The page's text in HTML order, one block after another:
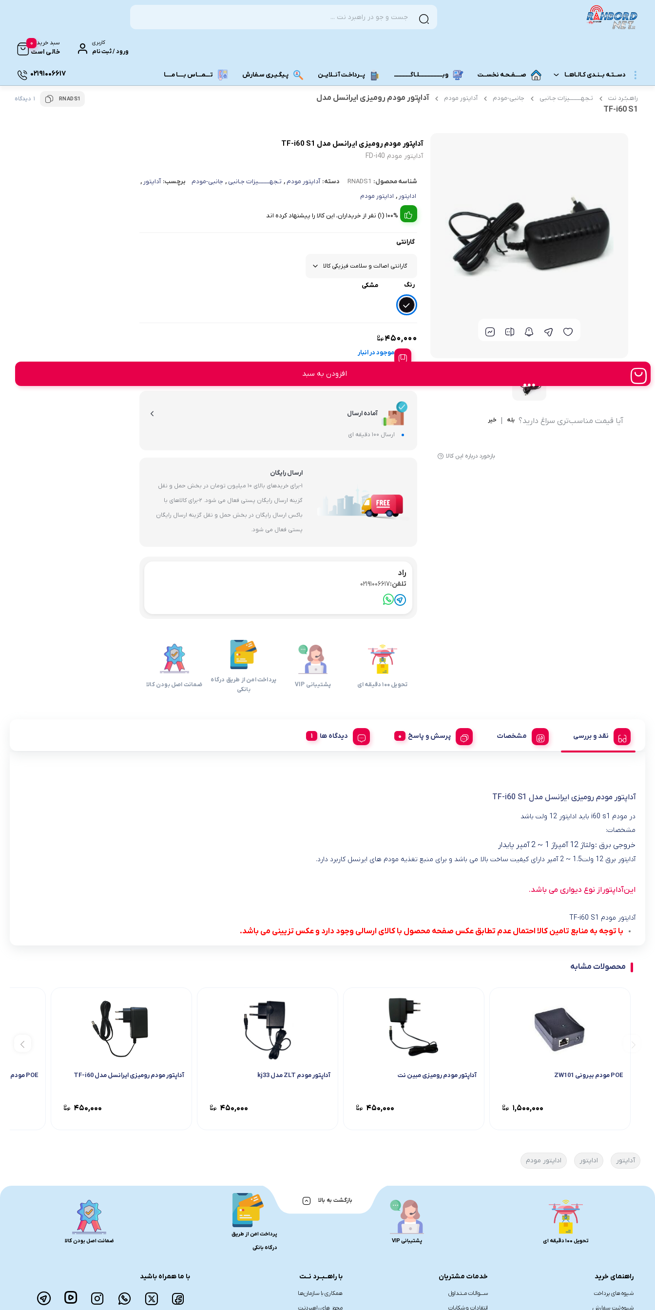
کاربری
ورود / ثبت نام
سبد خرید
خالی است
0
دســتـه بــنـدی کـالـاهــا
مــودم 3G/4G/5G/TD-LTE مــودم رومـــیـزی
مودم 4G همراه
مودم 3G همراه
مـــــــــــودم USB
مـــــــحـصــولات رایـــــــتـــــــل
محصولات اپراتورهای همراه
تــــــــجـــهــــیـزات جــــــانـبـی
انــــــــــــدرویــد بـــــــــاکــــس
صــــفـحـه نخســت وبــــــــــــــــلـاگـــــــــــ پــرداخـت آنــلایــن پـیگـیـری سـفارش تـــمـــاس بــــا مــــا 02191006617
راهـبـُـرد نت تـجهــــــــیزات جـانبی جانبی-مودم آداپتور مودم
آداپتور مودم رومیزی ایرانسل مدل
TF-i60 S1
RNADS1 1 دیدگاه
آیا قیمت مناسب‌تری سراغ دارید؟ بله خیر
بازخورد درباره این کالا
آداپتور مودم رومیزی ایرانسل مدل TF-i60 S1
آداپتور مودم FD-i40
شناسه محصول: RNADS1 دسته: آداپتور مودم , تـجهــــــــیزات جـانبی , جانبی-مودم برچسب: آداپتور ,
اداپتور , اداپتور مودم
100% (1) نفر از خریداران، این کالا را پیشنهاد کرده اند
گارانتی
رنگ مشکی
۴۵۰,۰۰۰
موجود در انبار
افزودن به سبد
آماده ارسال
ارسال 100 دقیقه ای
ارسال رایگان
1-برای خریدهای بالای 10 میلیون تومان در بخش حمل و نقل
گزینه ارسال رایگان پستی فعال می شود. 2-برای کالاهای با
باکس ارسال رایگان در بخش حمل و نقل گزینه ارسال رایگان
پستی فعال می شود.
راد
تلفن:02191006617
تحویل 100 دقیقه ای پشتیبانی VIP
پرداخت امن از طریق درگاه
بانکی
ضمانت اصل بودن کالا
نقد و بررسی مشخصات پرسش و پاسخ دیدگاه ها
آداپتور مودم رومیزی ایرانسل مدل TF-i60 S1
در مودم i60 s1 باید اداپتور 12 ولت باشد
مشخصات:
خروجی برق :ولتاژ 12 آمپراژ 1 ~ 2 آمپر پایدار
آداپتور برق 12 ولت1.5 ~ 2 آمپر دارای کیفیت ساخت بالا می باشد و برای منبع تغذیه مودم های ایرنسل کاربرد دارد.
این آداپتور از نوع دیواری می باشد.
آداپتور مودم TF-i60 S1
با توجه به منابع تامین کالا احتمال عدم تطابق عکس صفحه محصول با کالای ارسالی وجود دارد و عکس تزیینی می باشد.
محصولات مشابه
POE مودم بیرونی ZW101
۱,۵۰۰,۰۰۰
آداپتور مودم رومیزی مبین نت
۴۵۰,۰۰۰
آداپتور مودم ZLT مدل kj33
۴۵۰,۰۰۰
آداپتور مودم رومیزی ایرانسل مدل TF-i60
۴۵۰,۰۰۰
POE مودم بیرونی ایرانسل مدل ZW101
آداپتور اداپتور اداپتور مودم
بازگشت به بالا
تحویل 100 دقیقه ای پشتیبانی VIP
پرداخت امن از طریق
درگاه بانکی
ضمانت اصل بودن کالا
راهنمای خرید
شیوه های پرداخت
شیوه ثبت سفارش
خدمات مشتریان
ســــوالـات مــتـداول
انتقادات و شکایات
با راهــبــرد نــت
همکاری با سازمان‌هـا
مجوز های راهبردنـت
با ما همراه باشید